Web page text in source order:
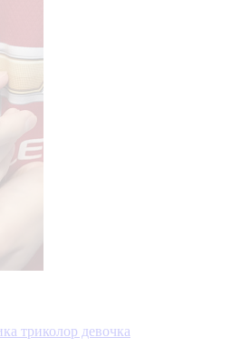
триколор девочка